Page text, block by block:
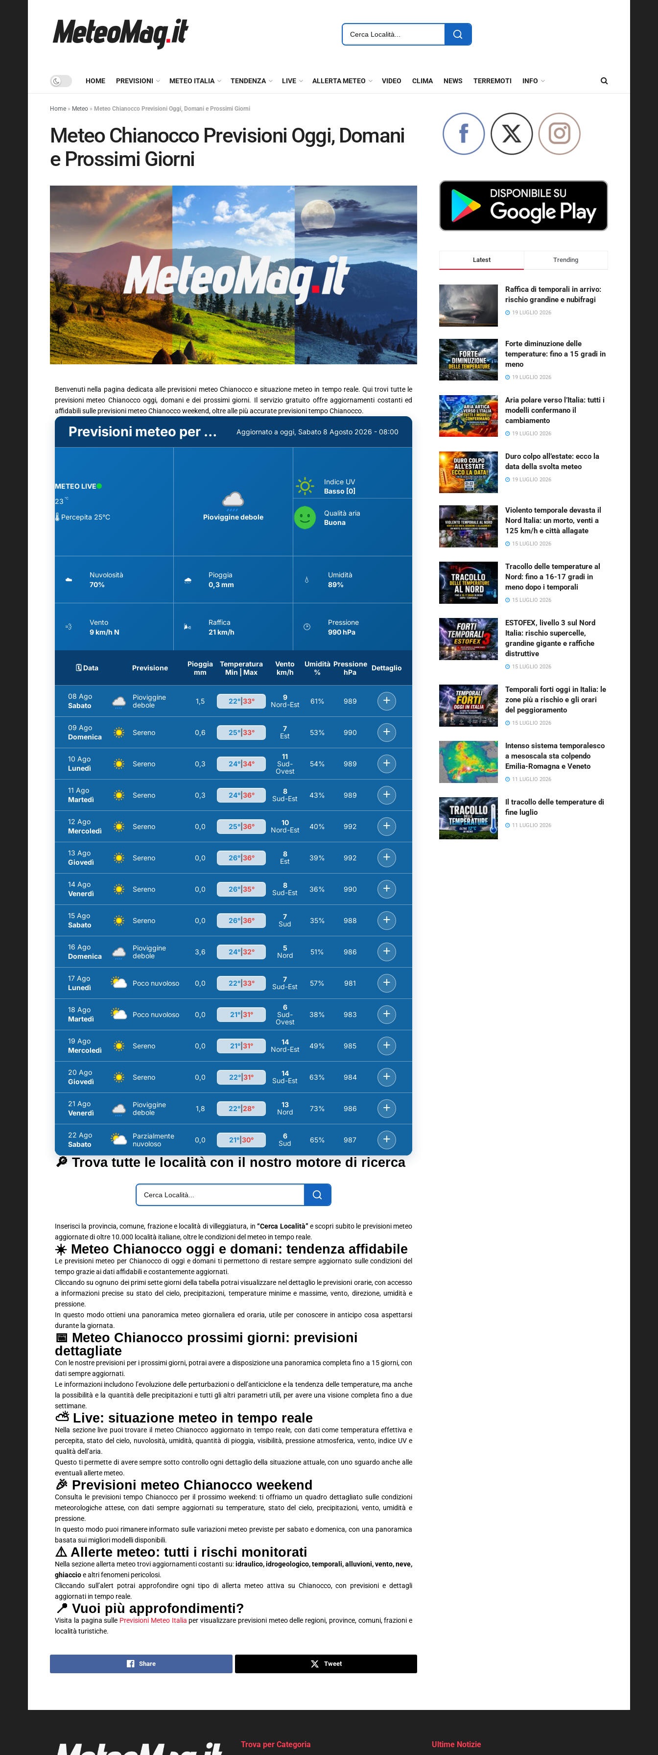
HOME PREVISIONI METEO ITALIA TENDENZA LIVE ALLERTA METEO VIDEO CLIMA NEWS TERREMOTI INFO
Home » Meteo » Meteo Chianocco Previsioni Oggi, Domani e Prossimi Giorni
Meteo Chianocco Previsioni Oggi, Domani
e Prossimi Giorni
Benvenuti nella pagina dedicata alle previsioni meteo Chianocco e situazione meteo in tempo reale. Qui trovi tutte le
previsioni meteo Chianocco oggi, domani e dei prossimi giorni. Il servizio gratuito offre aggiornamenti costanti ed
affidabili sulle previsioni meteo Chianocco weekend, oltre alle più accurate previsioni tempo Chianocco.
Previsioni meteo per Chianocco (TO) Aggiornato a oggi, Sabato 8 Agosto 2026 - 08:00
METEO LIVE
23 °C
🌡️ Percepita 25°C Pioviggine debole
Indice UV
Basso [0]
Qualità aria
Buona
☁️
Nuvolosità
70%
🌧️
Pioggia
0,3 mm
💧
Umidità
89%
💨
Vento
9 km/h N
🌬️
Raffica
21 km/h
🕑
Pressione
990 hPa
🗓️ Data Previsione
Pioggia
mm
Temperatura
Min | Max
Vento
km/h
Umidità
%
Pressione
hPa
Dettaglio
08 Ago
Sabato
Pioviggine
debole
1,5 22°| 33°
9
Nord-Est
61% 989 +
09 Ago
Domenica
Sereno 0,6 25°| 33°
7
Est
53% 990 +
10 Ago
Lunedì
Sereno 0,3 24°| 34°
11
Sud-
Ovest
54% 989 +
11 Ago
Martedì
Sereno 0,3 24°| 36°
8
Sud-Est
43% 989 +
12 Ago
Mercoledì
Sereno 0,0 25°| 36°
10
Nord-Est
40% 992 +
13 Ago
Giovedì
Sereno 0,0 26°| 36°
8
Est
39% 992 +
14 Ago
Venerdì
Sereno 0,0 26°| 35°
8
Sud-Est
36% 990 +
15 Ago
Sabato
Sereno 0,0 26°| 36°
7
Sud
35% 988 +
16 Ago
Domenica
Pioviggine
debole
3,6 24°| 32°
5
Nord
51% 986 +
17 Ago
Lunedì
Poco nuvoloso 0,0 22°| 33°
7
Sud-Est
57% 981 +
18 Ago
Martedì
Poco nuvoloso 0,0 21°| 31°
6
Sud-
Ovest
38% 983 +
19 Ago
Mercoledì
Sereno 0,0 21°| 31°
14
Nord-Est
49% 985 +
20 Ago
Giovedì
Sereno 0,0 22° 31°
14
Sud-Est
63% 984 +
21 Ago
Venerdì
Pioviggine
debole
1,8 22°| 28°
13
Nord
73% 986 +
22 Ago
Sabato
Parzialmente
nuvoloso
0,0 21° 30°
6
Sud
65% 987 +
🔎 Trova tutte le località con il nostro motore di ricerca
Inserisci la provincia, comune, frazione e località di villeggiatura, in“Cerca Località” e scopri subito le previsioni meteo
aggiornate di oltre 10.000 località italiane, oltre le condizioni del meteo in tempo reale.
☀️ Meteo Chianocco oggi e domani: tendenza affidabile
Le previsioni meteo per Chianocco di oggi e domani ti permettono di restare sempre aggiornato sulle condizioni del
tempo grazie ai dati affidabili e costantemente aggiornati.
Cliccando su ognuno dei primi sette giorni della tabella potrai visualizzare nel dettaglio le previsioni orarie, con accesso
a informazioni precise su stato del cielo, precipitazioni, temperature minime e massime, vento, direzione, umidità e
pressione.
In questo modo ottieni una panoramica meteo giornaliera ed oraria, utile per conoscere in anticipo cosa aspettarsi
durante la giornata.
📅 Meteo Chianocco prossimi giorni: previsioni
dettagliate
Con le nostre previsioni per i prossimi giorni, potrai avere a disposizione una panoramica completa fino a 15 giorni, con
dati sempre aggiornati.
Le informazioni includono l’evoluzione delle perturbazioni o dell’anticiclone e la tendenza delle temperature, ma anche
la possibilità e la quantità delle precipitazioni e tutti gli altri parametri utili, per avere una visione completa fino a due
settimane.
⛅ Live: situazione meteo in tempo reale
Nella sezione live puoi trovare il meteo Chianocco aggiornato in tempo reale, con dati come temperatura effettiva e
percepita, stato del cielo, nuvolosità, umidità, quantità di pioggia, visibilità, pressione atmosferica, vento, indice UV e
qualità dell’aria.
Questo ti permette di avere sempre sotto controllo ogni dettaglio della situazione attuale, con uno sguardo anche alle
eventuali allerte meteo.
🎉 Previsioni meteo Chianocco weekend
Consulta le previsioni tempo Chianocco per il prossimo weekend: ti offriamo un quadro dettagliato sulle condizioni
meteorologiche attese, con dati sempre aggiornati su temperature, stato del cielo, precipitazioni, vento, umidità e
pressione.
In questo modo puoi rimanere informato sulle variazioni meteo previste per sabato e domenica, con una panoramica
basata sui migliori modelli disponibili.
⚠️ Allerte meteo: tutti i rischi monitorati
Nella sezione allerta meteo trovi aggiornamenti costanti su:idraulico, idrogeologico, temporali, alluvioni, vento, neve,
ghiaccioe altri fenomeni pericolosi.
Cliccando sull’alert potrai approfondire ogni tipo di allerta meteo attiva su Chianocco, con previsioni e dettagli
aggiornati in tempo reale.
📍 Vuoi più approfondimenti?
Visita la pagina sulle Previsioni Meteo Italia per visualizzare previsioni meteo delle regioni, province, comuni, frazioni e
località turistiche.
Share Tweet
Latest Trending
Raffica di temporali in arrivo:
rischio grandine e nubifragi
19 LUGLIO 2026
Forte diminuzione delle
temperature: fino a 15 gradi in
meno
19 LUGLIO 2026
Aria polare verso l’Italia: tutti i
modelli confermano il
cambiamento
19 LUGLIO 2026
Duro colpo all’estate: ecco la
data della svolta meteo
19 LUGLIO 2026
Violento temporale devasta il
Nord Italia: un morto, venti a
125 km/h e città allagate
15 LUGLIO 2026
Tracollo delle temperature al
Nord: fino a 16-17 gradi in
meno dopo i temporali
15 LUGLIO 2026
ESTOFEX, livello 3 sul Nord
Italia: rischio supercelle,
grandine gigante e raffiche
distruttive
15 LUGLIO 2026
Temporali forti oggi in Italia: le
zone più a rischio e gli orari
del peggioramento
15 LUGLIO 2026
Intenso sistema temporalesco
a mesoscala sta colpendo
Emilia-Romagna e Veneto
11 LUGLIO 2026
Il tracollo delle temperature di
fine luglio
11 LUGLIO 2026
Trova per Categoria Ultime Notizie